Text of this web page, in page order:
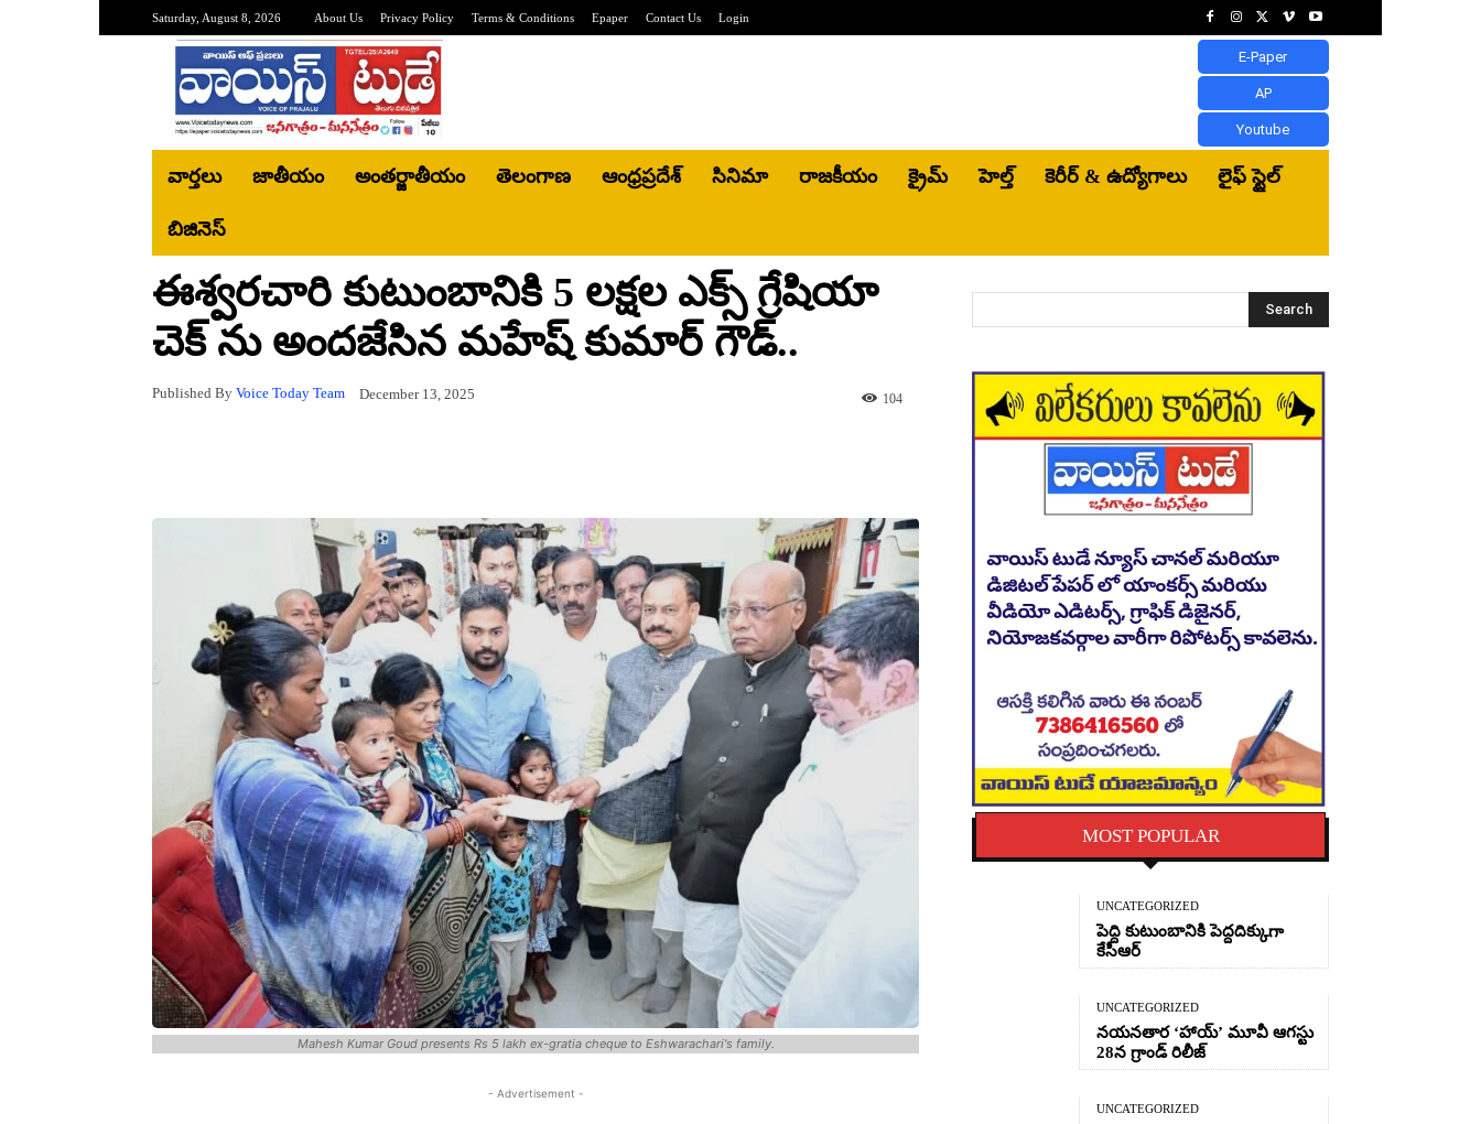
Saturday, August 8, 2026 About Us Privacy Policy Terms & Conditions Epaper Contact Us Login
E-Paper
AP
Youtube
వార్తలు జాతీయం అంతర్జాతీయం తెలంగాణ ఆంధ్రప్రదేశ్ సినిమా రాజకీయం క్రైమ్ హెల్త్‌ కెరీర్ & ఉద్యోగాలు లైఫ్ స్టైల్
బిజినెస్‌
ఈశ్వరచారి కుటుంబానికి 5 లక్షల ఎక్స్ గ్రేషియా
చెక్ ను అందజేసిన మహేష్ కుమార్ గౌడ్..
Published By Voice Today Team December 13, 2025 104
Mahesh Kumar Goud presents Rs 5 lakh ex-gratia cheque to Eshwarachari's family.
- Advertisement -
Search
MOST POPULAR
UNCATEGORIZED
పెద్ది కుటుంబానికి పెద్దదిక్కుగా
కేసీఆర్
UNCATEGORIZED
నయనతార ‘హాయ్’ మూవీ ఆగస్టు
28న గ్రాండ్ రిలీజ్
UNCATEGORIZED